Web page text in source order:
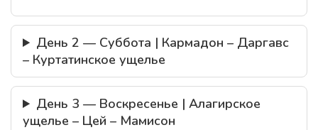
День 2 — Суббота | Кармадон – Даргавс
– Куртатинское ущелье
День 3 — Воскресенье | Алагирское
ущелье – Цей – Мамисон